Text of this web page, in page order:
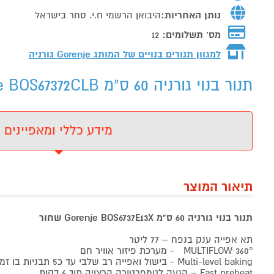
נותן האחריות:היבואן הרשמי ח.י. סחר בישראל
מס' תשלומים:12
למגוון תנורים בנויים של המותג Gorenje גורניה
תנור בנוי גורניה 60 ס"מ Gorenje BOS67372CLB שחור - מידע נוסף
מידע כללי ומאפיינים
תיאור המוצר
תנור בנוי גורניה 60 ס"מ Gorenje BOS6737E13X שחור
תא אפייה ענק בנפח – 77 ליטר
MULTIFLOW 360° - מערכת פיזור אוויר חם
Multi-level baking - בישול ואפייה רב שלבי עד כ5 תבניות בו זמנית